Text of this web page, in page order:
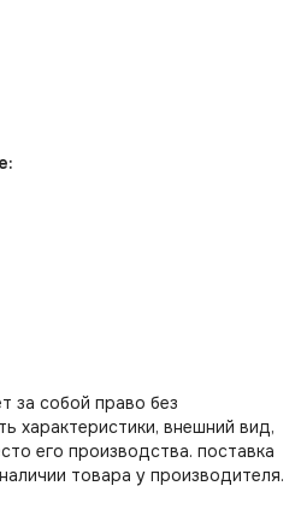
за собой право без
характеристики, внешний вид,
его производства. поставка
товара у производителя.